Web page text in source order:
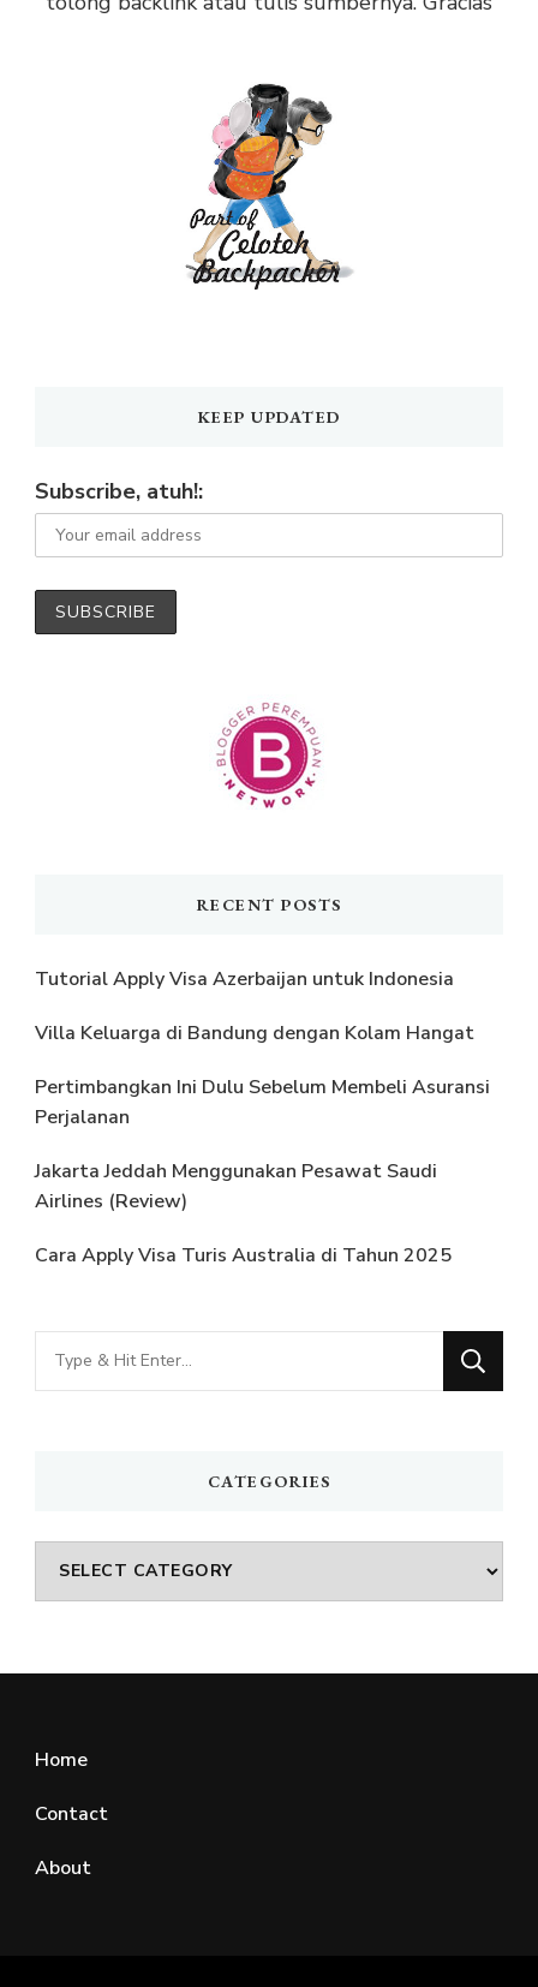
KEEP UPDATED
Subscribe, atuh!:
RECENT POSTS
Tutorial Apply Visa Azerbaijan untuk Indonesia
Villa Keluarga di Bandung dengan Kolam Hangat
Pertimbangkan Ini Dulu Sebelum Membeli Asuransi
Perjalanan
Jakarta Jeddah Menggunakan Pesawat Saudi
Airlines (Review)
Cara Apply Visa Turis Australia di Tahun 2025
Looking
for
CATEGORIES
Categories
Home
Contact
About